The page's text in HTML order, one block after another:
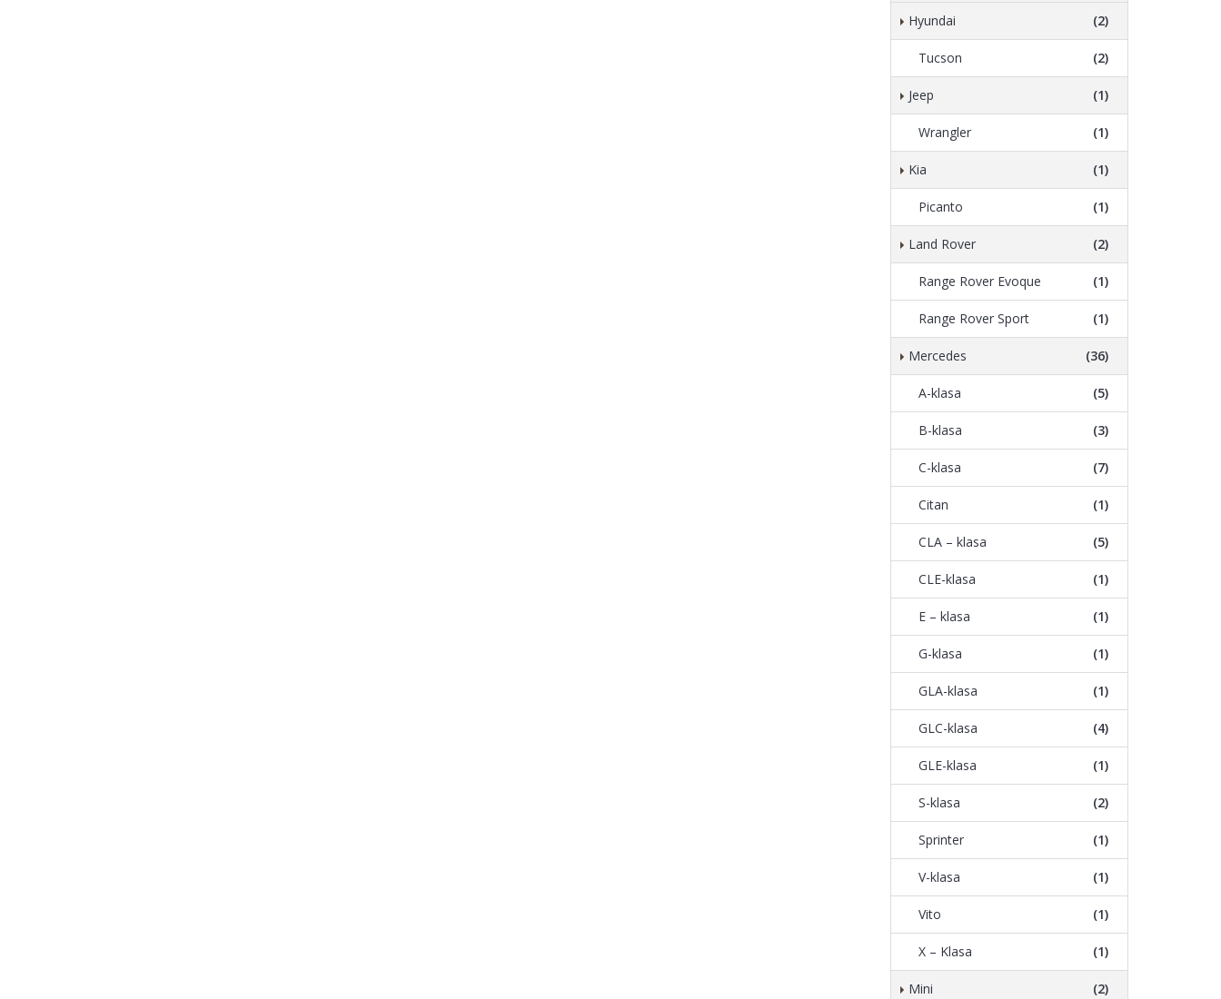
Hyundai (2)
Tucson (2)
Jeep (1)
Wrangler (1)
Kia (1)
Picanto (1)
Land Rover (2)
Range Rover Evoque (1)
Range Rover Sport (1)
Mercedes (36)
A-klasa (5)
B-klasa (3)
C-klasa (7)
Citan (1)
CLA – klasa (5)
CLE-klasa (1)
E – klasa (1)
G-klasa (1)
GLA-klasa (1)
GLC-klasa (4)
GLE-klasa (1)
S-klasa (2)
Sprinter (1)
V-klasa (1)
Vito (1)
X – Klasa (1)
Mini (2)